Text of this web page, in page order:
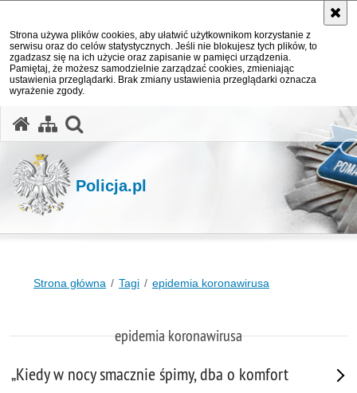
Strona używa plików cookies, aby ułatwić użytkownikom korzystanie z
serwisu oraz do celów statystycznych. Jeśli nie blokujesz tych plików, to
zgadzasz się na ich użycie oraz zapisanie w pamięci urządzenia.
Pamiętaj, że możesz samodzielnie zarządzać cookies, zmieniając
ustawienia przeglądarki. Brak zmiany ustawienia przeglądarki oznacza
wyrażenie zgody.
Policja.pl
Strona główna Tagi epidemia koronawirusa
epidemia koronawirusa
„Kiedy w nocy smacznie śpimy, dba o komfort